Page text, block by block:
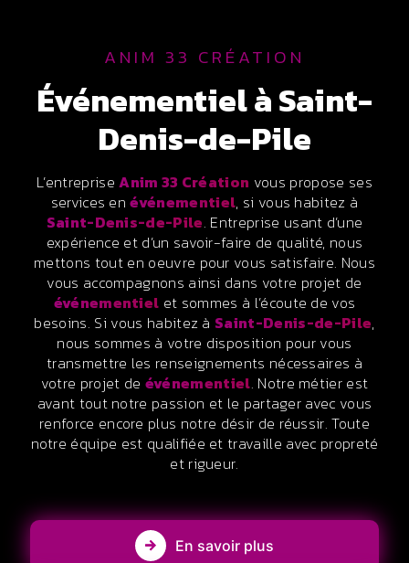
ANIM 33 CRÉATION
événementiel à Saint-
Denis-de-Pile
L’entrepriseAnim 33 Création vous propose ses
services enévénementiel, si vous habitez à
Saint-Denis-de-Pile. Entreprise usant d’une
expérience et d’un savoir-faire de qualité, nous
mettons tout en oeuvre pour vous satisfaire. Nous
vous accompagnons ainsi dans votre projet de
événementiel et sommes à l’écoute de vos
besoins. Si vous habitez à Saint-Denis-de-Pile,
nous sommes à votre disposition pour vous
transmettre les renseignements nécessaires à
votre projet de événementiel. Notre métier est
avant tout notre passion et le partager avec vous
renforce encore plus notre désir de réussir. Toute
notre équipe est qualifiée et travaille avec propreté
et rigueur.
En savoir plus